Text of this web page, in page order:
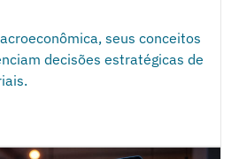
seus conceitos
decisões estratégicas de